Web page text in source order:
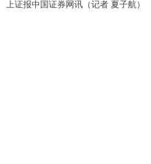
上证报中国证券网讯（记者 夏子航）